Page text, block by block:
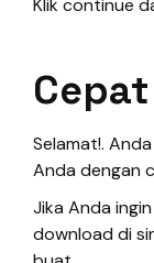
Klik continue
Selamat!.
Anda dengan
Jika Anda
download di